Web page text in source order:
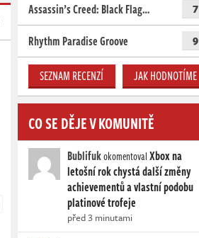
Assassin’s Creed: Black Flag… 7
Rhythm Paradise Groove 9
SEZNAM RECENZÍ JAK HODNOTÍME
CO SE DĚJE V KOMUNITĚ
BublifukokomentovalXbox na
letošní rok chystá další změny
achievementů a vlastní podobu
platinové trofeje
před 3 minutami